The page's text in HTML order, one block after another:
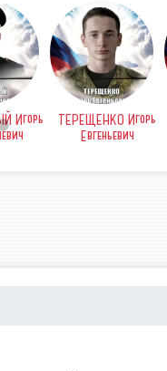
Игорь
ТЕРЕЩЕНКО Игорь
Евгеньевич